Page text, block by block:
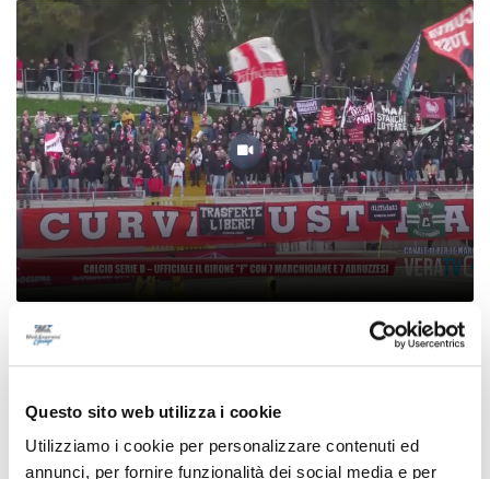
Questo sito web utilizza i cookie
Utilizziamo i cookie per personalizzare contenuti ed
annunci, per fornire funzionalità dei social media e per
Calcio Serie D - Ufficiale il girone "F" con 7
marchigiane e 7 abruzzesi